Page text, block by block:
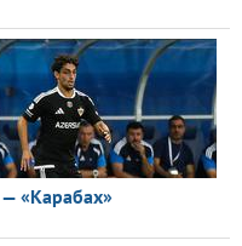
«Карабах»